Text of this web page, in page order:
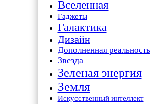
Вселенная
Гаджеты
Галактика
Дизайн
Дополненная реальность
Звезда
Зеленая энергия
Земля
Искусственный интеллект